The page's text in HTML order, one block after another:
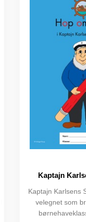
Kaptajn
Kaptajn Karlsens
velegnet som